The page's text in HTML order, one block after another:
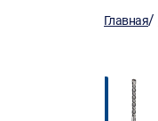
Главная/